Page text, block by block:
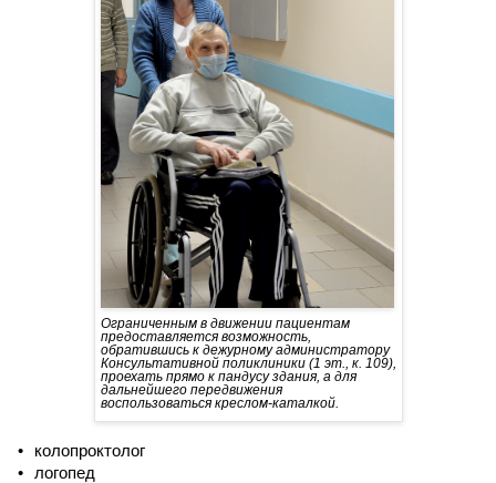
Ограниченным в движении пациентам
предоставляется возможность,
обратившись к дежурному администратору
Консультативной поликлиники (1 эт., к. 109),
проехать прямо к пандусу здания, а для
дальнейшего передвижения
воспользоваться креслом-каталкой.
колопроктолог
логопед